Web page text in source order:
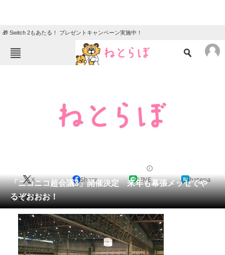
🎁 Switch 2もあたる！ プレゼントキャンペーン実施中！
クイズ
地域
会員記事
メディア
注目記事を集めた総合ページ
ITの今と未来を見通す
「ニコニコ超会議3」開催決定 来年も幕張メッセでや
るぞおおお！
X Share LINE hatena
まじか！